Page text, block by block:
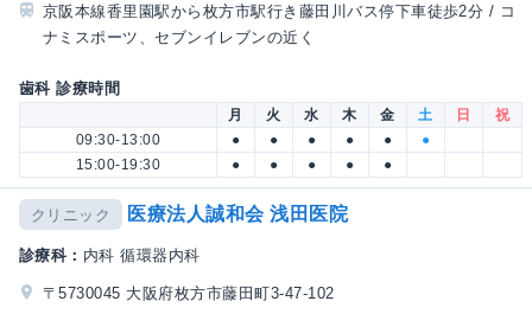
京阪本線香里園駅から枚方市駅行き藤田川バス停下車徒歩2分 / コ
ナミスポーツ、セブンイレブンの近く
歯科 診療時間
月 火 水 木 金 土 日
祝
09:30-13:00
● ● ● ● ●
●
15:00-19:30
● ● ● ● ●
クリニック 医療法人誠和会 浅田医院
診療科： 内科 循環器内科
〒5730045 大阪府枚方市藤田町3-47-102